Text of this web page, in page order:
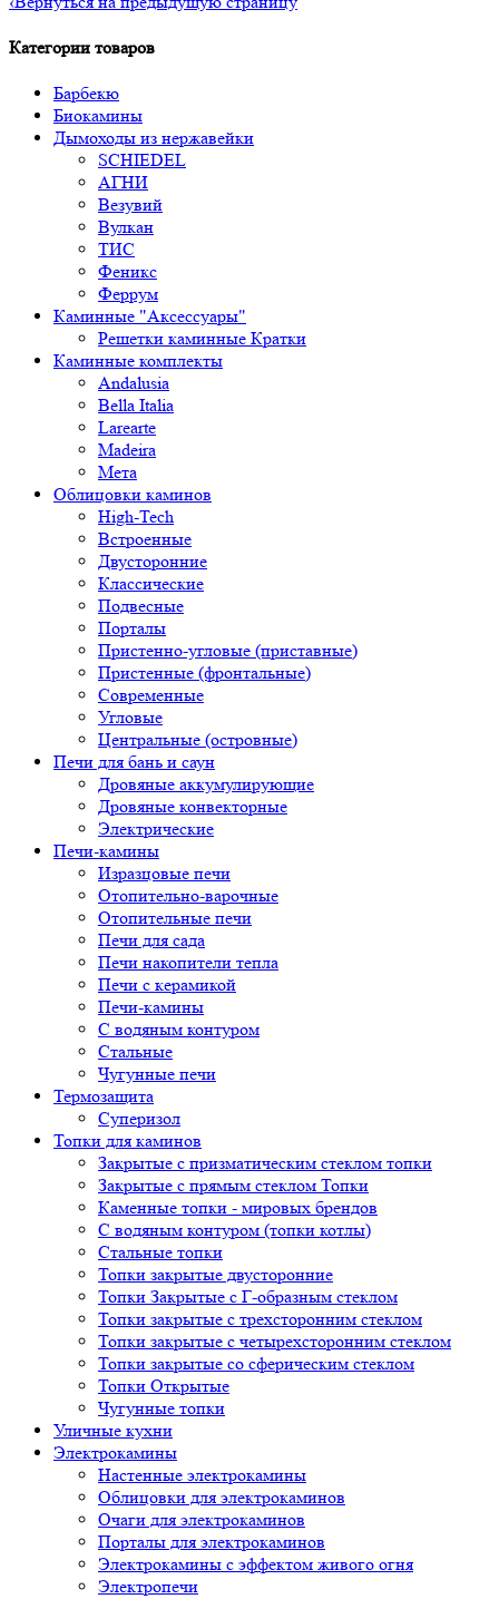
Категории товаров
Барбекю
Биокамины
Дымоходы из нержавейки
SCHIEDEL
АГНИ
Везувий
Вулкан
ТИС
Феникс
Феррум
Каминные "Аксессуары"
Решетки каминные Кратки
Каминные комплекты
Andalusia
Bella Italia
Larearte
Madeira
Мета
Облицовки каминов
High-Tech
Встроенные
Двусторонние
Классические
Подвесные
Порталы
Пристенно-угловые (приставные)
Пристенные (фронтальные)
Современные
Угловые
Центральные (островные)
Печи для бань и саун
Дровяные аккумулирующие
Дровяные конвекторные
Электрические
Печи-камины
Изразцовые печи
Отопительно-варочные
Отопительные печи
Печи для сада
Печи накопители тепла
Печи с керамикой
Печи-камины
С водяным контуром
Стальные
Чугунные печи
Термозащита
Суперизол
Топки для каминов
Закрытые с призматическим стеклом топки
Закрытые с прямым стеклом Топки
Каменные топки - мировых брендов
С водяным контуром (топки котлы)
Стальные топки
Топки закрытые двусторонние
Топки Закрытые с Г-образным стеклом
Топки закрытые с трехсторонним стеклом
Топки закрытые с четырехсторонним стеклом
Топки закрытые со сферическим стеклом
Топки Открытые
Чугунные топки
Уличные кухни
Электрокамины
Настенные электрокамины
Облицовки для электрокаминов
Очаги для электрокаминов
Порталы для электрокаминов
Электрокамины с эффектом живого огня
Электропечи